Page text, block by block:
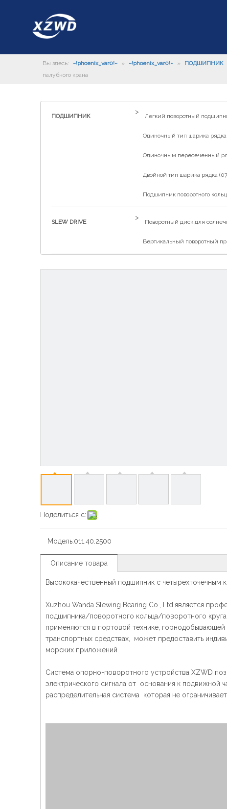
Вы здесь: ~!phoenix_var0!~ » ~!phoenix_var0!~ » ПОДШИПНИК
палубного крана
ПОДШИПНИК
>
Легкий поворотный
Одиночный тип шарика рядка
Одиночным пересеченный
Двойной тип шарика рядка
Подшипник поворотного
SLEW DRIVE
>
Поворотный диск для
Вертикальный поворотный
Поделиться с:
Модель:011.40.2500
Описание товара
Высококачественный подшипник с четырехточечным
Xuzhou Wanda Slewing Bearing Co., Ltd.является
подшипника/поворотного кольца/поворотного
применяются в портовой технике,
транспортных средствах, может предоставить
морских приложений.
Система опорно-поворотного устройства XZWD
электрического сигнала от основания к подвижной
распределительная система которая не